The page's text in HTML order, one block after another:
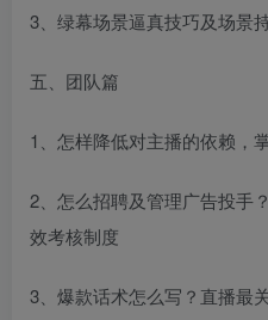
3、绿幕场景逼真技巧及场景
五、团队篇
1、怎样降低对主播的依赖，
2、怎么招聘及管理广告投手
效考核制度
3、爆款话术怎么写？直播最